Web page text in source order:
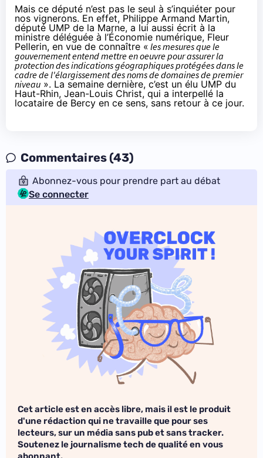
Mais ce député n’est pas le seul à s’inquiéter pour
nos vignerons. En effet, Philippe Armand Martin,
député UMP de la Marne, a lui aussi écrit à la
ministre déléguée à l’Économie numérique, Fleur
Pellerin, en vue de connaître « les mesures que le
gouvernement entend mettre en oeuvre pour assurer la
protection des indications géographiques protégées dans le
cadre de l'élargissement des noms de domaines de premier
niveau ». La semaine dernière, c’est un élu UMP du
Haut-Rhin, Jean-Louis Christ, qui a interpellé la
locataire de Bercy en ce sens, sans retour à ce jour.
Commentaires (43)
Abonnez-vous pour prendre part au débat
Se connecter
Cet article est en accès libre, mais il est le produit
d'une rédaction qui ne travaille que pour ses
lecteurs, sur un média sans pub et sans tracker.
Soutenez le journalisme tech de qualité en vous